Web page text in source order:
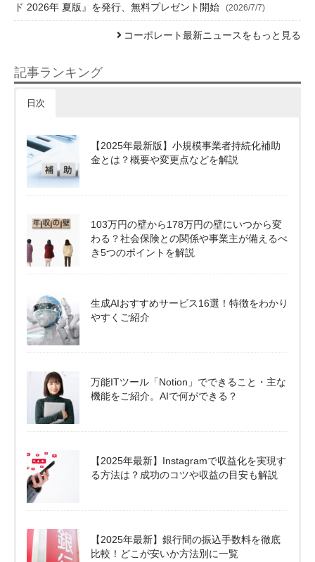
ド 2026年 夏版』を発行、無料プレゼント開始
(2026/7/7)
コーポレート最新ニュースをもっと見る
記事ランキング
日次
【2025年最新版】小規模事業者持続化補助
金とは？概要や変更点などを解説
103万円の壁から178万円の壁にいつから変
わる？社会保険との関係や事業主が備えるべ
き5つのポイントを解説
生成AIおすすめサービス16選！特徴をわかり
やすくご紹介
万能ITツール「Notion」でできること・主な
機能をご紹介。AIで何ができる？
【2025年最新】Instagramで収益化を実現す
る方法は？成功のコツや収益の目安も解説
【2025年最新】銀行間の振込手数料を徹底
比較！どこが安いか方法別に一覧